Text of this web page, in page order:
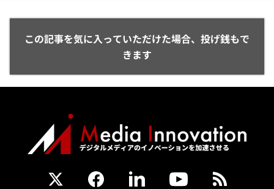
この記事を気に入っていただけた場合、投げ銭もで
きます